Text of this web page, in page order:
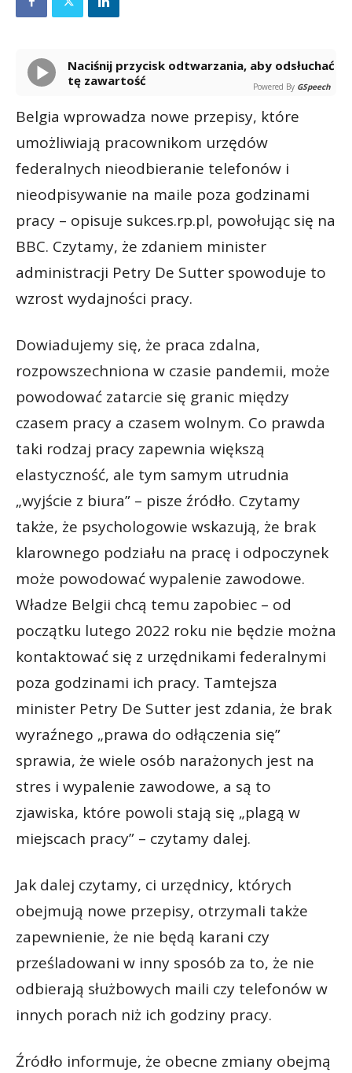
Naciśnij przycisk odtwarzania, aby odsłuchać
tę zawartość
Powered By GSpeech
Belgia wprowadza nowe przepisy, które
umożliwiają pracownikom urzędów
federalnych nieodbieranie telefonów i
nieodpisywanie na maile poza godzinami
pracy – opisuje sukces.rp.pl, powołując się na
BBC. Czytamy, że zdaniem minister
administracji Petry De Sutter spowoduje to
wzrost wydajności pracy.
Dowiadujemy się, że praca zdalna,
rozpowszechniona w czasie pandemii, może
powodować zatarcie się granic między
czasem pracy a czasem wolnym. Co prawda
taki rodzaj pracy zapewnia większą
elastyczność, ale tym samym utrudnia
„wyjście z biura” – pisze źródło. Czytamy
także, że psychologowie wskazują, że brak
klarownego podziału na pracę i odpoczynek
może powodować wypalenie zawodowe.
Władze Belgii chcą temu zapobiec – od
początku lutego 2022 roku nie będzie można
kontaktować się z urzędnikami federalnymi
poza godzinami ich pracy. Tamtejsza
minister Petry De Sutter jest zdania, że brak
wyraźnego „prawa do odłączenia się”
sprawia, że wiele osób narażonych jest na
stres i wypalenie zawodowe, a są to
zjawiska, które powoli stają się „plagą w
miejscach pracy” – czytamy dalej.
Jak dalej czytamy, ci urzędnicy, których
obejmują nowe przepisy, otrzymali także
zapewnienie, że nie będą karani czy
prześladowani w inny sposób za to, że nie
odbierają służbowych maili czy telefonów w
innych porach niż ich godziny pracy.
Źródło informuje, że obecne zmiany obejmą